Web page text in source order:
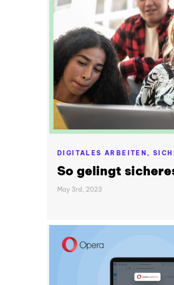
DIGITALES ARBEITEN,
So gelingt
May 3rd, 2023